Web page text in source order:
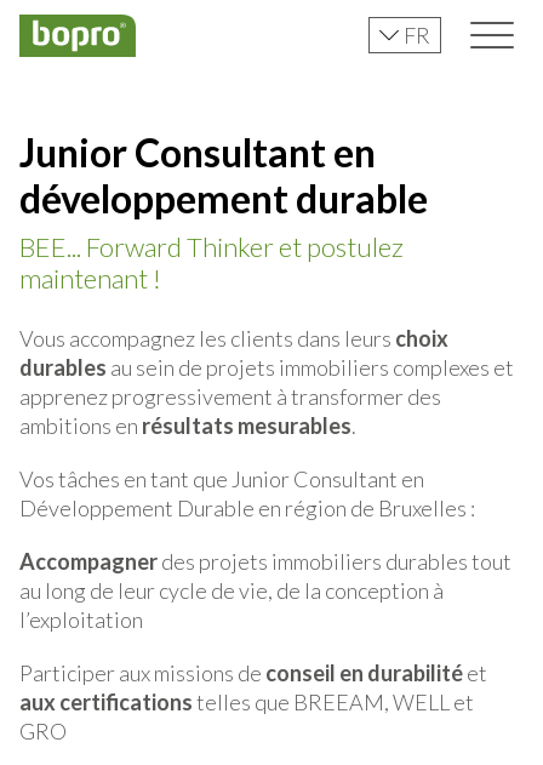
FR
Junior Consultant en
développement durable
BEE... Forward Thinker et postulez
maintenant !
Vous accompagnez les clients dans leurs choix
durables au sein de projets immobiliers complexes et
apprenez progressivement à transformer des
ambitions en résultats mesurables.
Vos tâches en tant que Junior Consultant en
Développement Durable en région de Bruxelles :
Accompagnerdes projets immobiliers durables tout
au long de leur cycle de vie, de la conception à
l’exploitation
Participer aux missions de conseil en durabilitéet
aux certificationstelles que BREEAM, WELL et
GRO